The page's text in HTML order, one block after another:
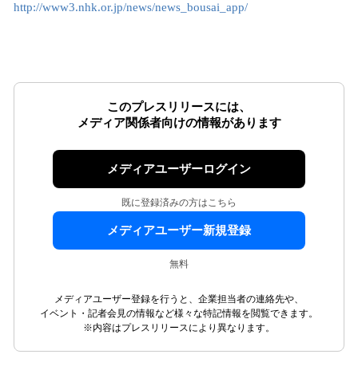
http://www3.nhk.or.jp/news/news_bousai_app/
このプレスリリースには、
メディア関係者向けの情報があります
メディアユーザーログイン
既に登録済みの方はこちら
メディアユーザー新規登録
無料
メディアユーザー登録を行うと、企業担当者の連絡先や、
イベント・記者会見の情報など様々な特記情報を閲覧できます。
※内容はプレスリリースにより異なります。